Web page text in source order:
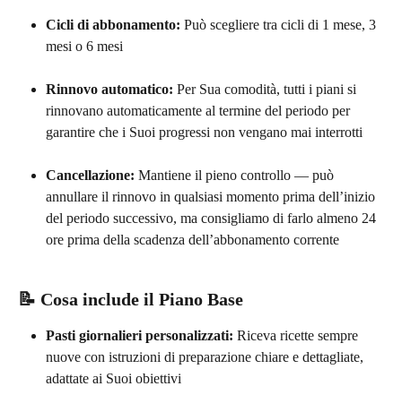
Cicli di abbonamento: Può scegliere tra cicli di 1 mese, 3
mesi o 6 mesi
Rinnovo automatico: Per Sua comodità, tutti i piani si
rinnovano automaticamente al termine del periodo per
garantire che i Suoi progressi non vengano mai interrotti
Cancellazione: Mantiene il pieno controllo — può
annullare il rinnovo in qualsiasi momento prima dell’inizio
del periodo successivo, ma consigliamo di farlo almeno 24
ore prima della scadenza dell’abbonamento corrente
📝 Cosa include il Piano Base
Pasti giornalieri personalizzati: Riceva ricette sempre
nuove con istruzioni di preparazione chiare e dettagliate,
adattate ai Suoi obiettivi